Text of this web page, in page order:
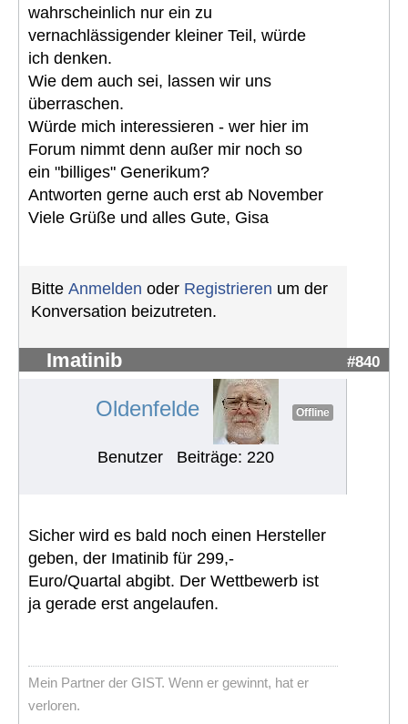
wahrscheinlich nur ein zu
vernachlässigender kleiner Teil, würde
ich denken.
Wie dem auch sei, lassen wir uns
überraschen.
Würde mich interessieren - wer hier im
Forum nimmt denn außer mir noch so
ein "billiges" Generikum?
Antworten gerne auch erst ab November
Viele Grüße und alles Gute, Gisa
Bitte Anmelden oder Registrieren um der
Konversation beizutreten.
Imatinib #840
Oldenfelde Offline
Benutzer Beiträge: 220
Sicher wird es bald noch einen Hersteller
geben, der Imatinib für 299,-
Euro/Quartal abgibt. Der Wettbewerb ist
ja gerade erst angelaufen.
Mein Partner der GIST. Wenn er gewinnt, hat er
verloren.